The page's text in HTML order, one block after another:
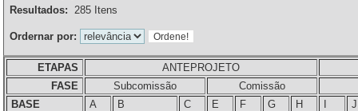
Resultados: 285Itens
Ordernar por:
ETAPAS
ANTEPROJETO
FASE
Subcomissão
Comissão
BASE
A B C E F G H
J